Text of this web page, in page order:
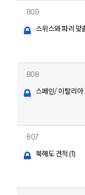
809
스위스와 파리 맞
808
스페인/ 이탈리
807
북해도 견적(1)